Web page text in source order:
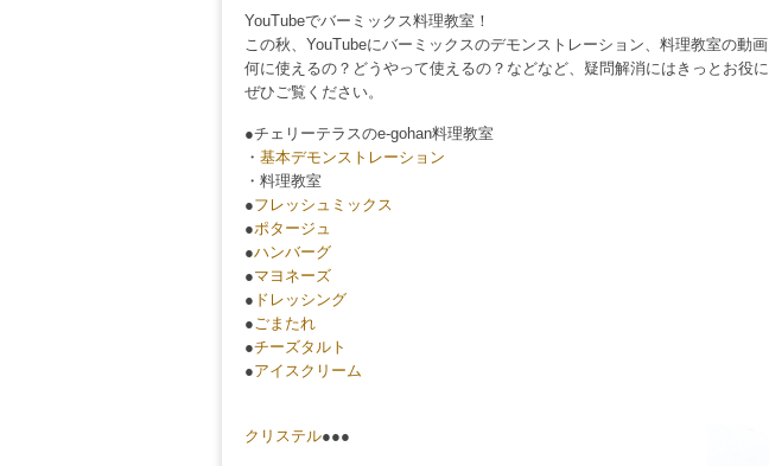
YouTubeでバーミックス料理教室！
この秋、YouTubeにバーミックスのデモンストレーション、料理教室の動
何に使えるの？どうやって使えるの？などなど、疑問解消にはきっとお役に
ぜひご覧ください。
●チェリーテラスのe-gohan料理教室
・ 基本デモンストレーション
・料理教室
●フレッシュミックス
●ポタージュ
●ハンバーグ
●マヨネーズ
● ドレッシング
●ごまたれ
●チーズタルト
●アイスクリーム
クリステル●●●